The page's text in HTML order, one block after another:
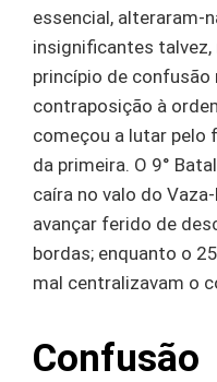
essencial, alteraram-
insignificantes
princípio de confusão
contraposição à
começou a lutar pelo
da primeira. O 9°
caíra no valo do
avançar ferido de
bordas; enquanto o
mal centralizavam o
Confusão